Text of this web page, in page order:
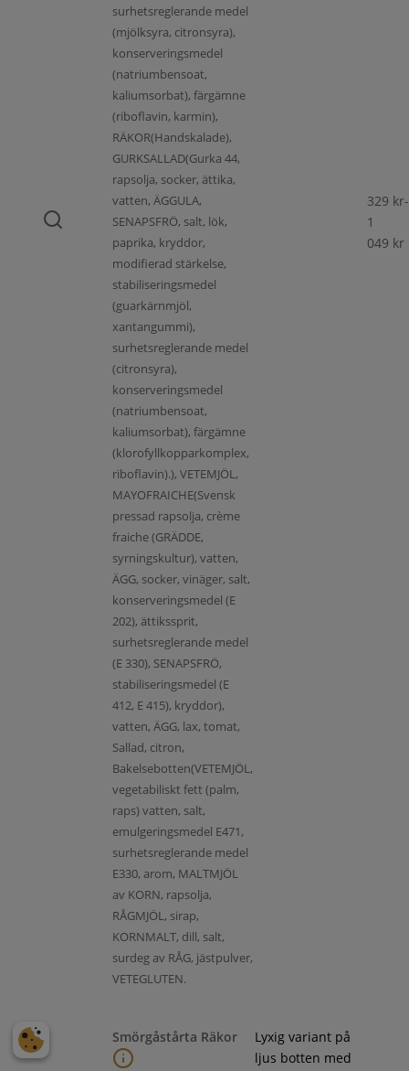
surhetsreglerande medel
(mjölksyra, citronsyra),
konserveringsmedel
(natriumbensoat,
kaliumsorbat), färgämne
(riboflavin, karmin),
RÄKOR(Handskalade),
GURKSALLAD(Gurka 44,
rapsolja, socker, ättika,
vatten, ÄGGULA,
SENAPSFRÖ, salt, lök,
paprika, kryddor,
modifierad stärkelse,
stabiliseringsmedel
(guarkärnmjöl,
xantangummi),
surhetsreglerande medel
(citronsyra),
konserveringsmedel
(natriumbensoat,
kaliumsorbat), färgämne
(klorofyllkopparkomplex,
riboflavin).), VETEMJÖL,
MAYOFRAICHE(Svensk
pressad rapsolja, crème
fraiche (GRÄDDE,
syrningskultur), vatten,
ÄGG, socker, vinäger, salt,
konserveringsmedel (E
202), ättikssprit,
surhetsreglerande medel
(E 330), SENAPSFRÖ,
stabiliseringsmedel (E
412, E 415), kryddor),
vatten, ÄGG, lax, tomat,
Sallad, citron,
Bakelsebotten(VETEMJÖL,
vegetabiliskt fett (palm,
raps) vatten, salt,
emulgeringsmedel E471,
surhetsreglerande medel
E330, arom, MALTMJÖL
av KORN, rapsolja,
RÅGMJÖL, sirap,
KORNMALT, dill, salt,
surdeg av RÅG, jästpulver,
VETEGLUTEN.
329 kr-
1
049 kr
Smörgåstårta Räkor
Lyxig variant på
ljus botten med